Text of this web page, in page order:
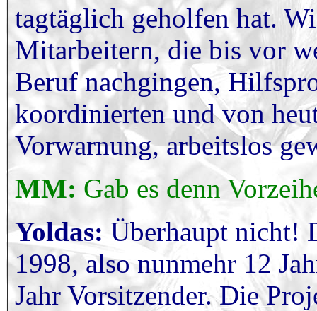
tagtäglich geholfen hat.
Mitarbeitern, die bis vor
Beruf nachgingen,
koordinierten und von
Vorwarnung, arbeitslos
MM: Gab es denn
Yoldas: Überhaupt nicht!
1998, also nunmehr 12
Jahr Vorsitzender. Die